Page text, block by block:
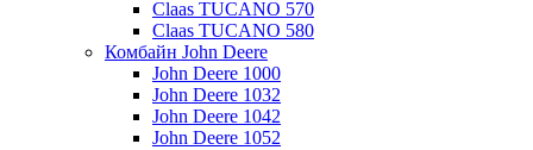
Claas TUCANO 570
Claas TUCANO 580
Комбайн John Deere
John Deere 1000
John Deere 1032
John Deere 1042
John Deere 1052